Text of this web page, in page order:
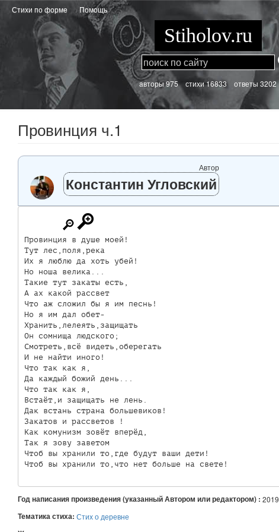
Стихи по форме Помощь
Stiholov.ru
aвторы 975 стихи16833 ответы 3202
Провинция ч.1
Автор
Константин Угловский
Провинция в душе моей!
Тут лес,поля,река
Их я люблю да хоть убей!
Но ноша велика...
Такие тут закаты есть,
А ах какой рассвет
Что аж сложил бы я им песнь!
Но я им дал обет-
Хранить,лелеять,защищать
Он сомнища людского;
Смотреть,всё видеть,оберегать
И не найти иного!
Что так как я,
Да каждый божий день...
Что так как я,
Встаёт,и защищать не лень.
Дак встань страна большевиков!
Закатов и рассветов !
Как комунизм зовёт вперёд,
Так я зову заветом
Чтоб вы хранили то,где будут ваши дети!
Чтоб вы хранили то,что нет больше на свете!
Год написания произведения (указанный Автором или редактором) : 2019
Тематика стиха: Стих о деревне